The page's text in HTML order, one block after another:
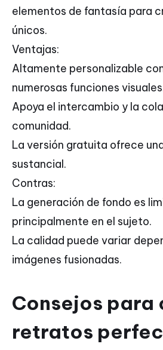
elementos de fantasía para
únicos.
Ventajas:
Altamente personalizable
numerosas funciones
Apoya el intercambio y la
comunidad.
La versión gratuita ofrece
sustancial.
Contras:
La generación de fondo es
principalmente en el sujeto.
La calidad puede variar
imágenes fusionadas.
Consejos para
retratos